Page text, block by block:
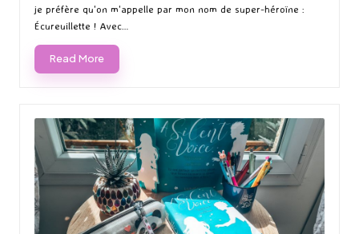
je préfère qu'on m'appelle par mon nom de super-héroïne :
Écureuillette ! Avec…
Read More